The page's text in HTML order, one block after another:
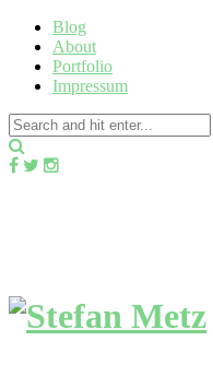
Blog
About
Portfolio
Impressum